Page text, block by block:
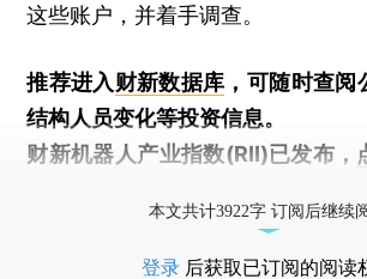
这些账户，并着手调查。
推荐进入财新数据库 ，可随时查阅
结构人员变化等投资信息。
财新机器人产业指数(RII)已发布，
本文共计3922字 订阅后继续
登录 后获取已订阅的阅读